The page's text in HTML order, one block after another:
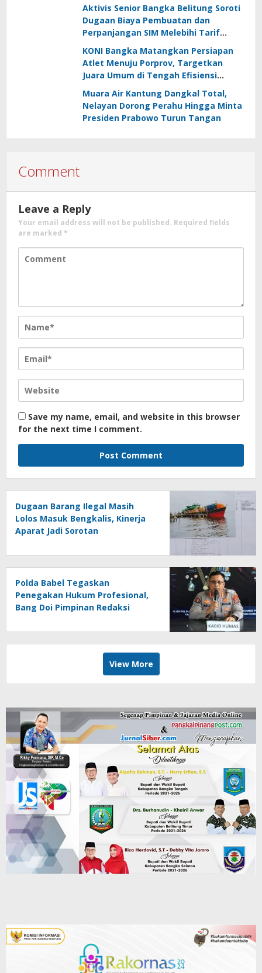
Panggilan
Aktivis Senior Bangka Belitung Soroti
Dugaan Biaya Pembuatan dan
Perpanjangan SIM Melebihi Tarif
Resmi, Kapolres Bangka Beri
Tanggapan
KONI Bangka Matangkan Persiapan
Atlet Menuju Porprov, Targetkan
Juara Umum di Tengah Efisiensi
Anggaran
Muara Air Kantung Dangkal Total,
Nelayan Dorong Perahu Hingga Minta
Presiden Prabowo Turun Tangan
Comment
Leave a Reply
Your email address will not be published. Required fields
are marked *
Save my name, email, and website in this browser
for the next time I comment.
Dugaan Barang Ilegal Masih
Lolos Masuk Bengkalis, Kinerja
Aparat Jadi Sorotan
Polda Babel Tegaskan
Penegakan Hukum Profesional,
Bang Doi Pimpinan Redaksi
Dua Kali Tak Hadiri Panggilan
View More